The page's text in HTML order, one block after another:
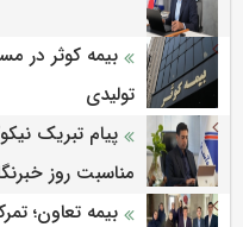
تولیدی
پیام تبریک
مناسبت روز
بیمه تعاون؛